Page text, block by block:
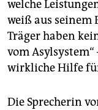
welche
weiß aus seinem
Träger haben
vom
wirkliche Hilfe
Die Sprecherin